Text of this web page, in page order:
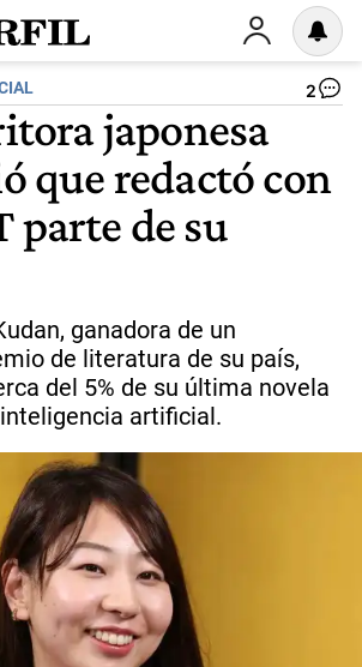
2
japonesa
que redactó con
parte de su
ganadora de un
de literatura de su país,
del 5% de su última novela
artificial.